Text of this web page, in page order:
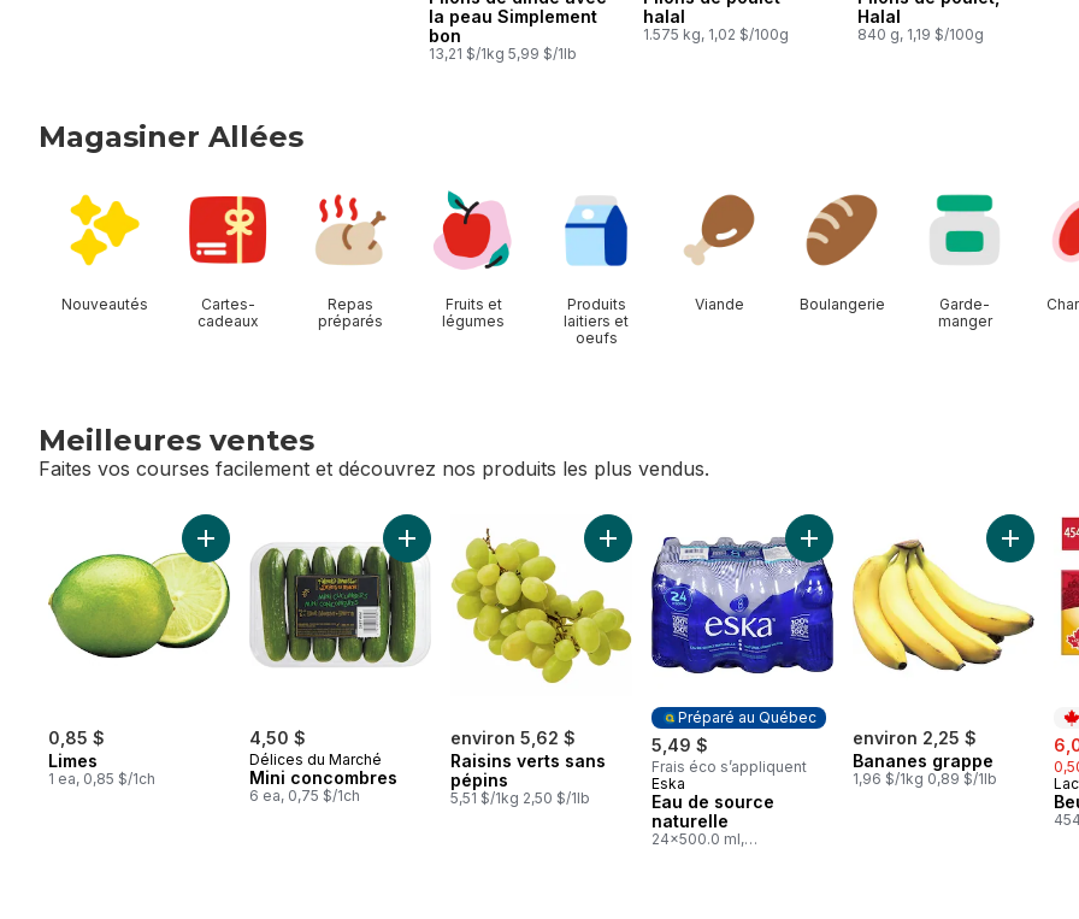
la peau Simplement
bon
13,21 $/1kg 5,99 $/1lb
halal
1.575 kg, 1,02 $/100g
Halal
840 g, 1,19 $/100g
Magasiner Allées
Nouveautés
Cartes-
cadeaux
Repas
préparés
Fruits et
légumes
Produits
laitiers et
oeufs
Viande Boulangerie
Garde-
manger
Meilleures ventes
Faites vos courses facilement et découvrez nos produits les plus vendus.
sauter Meilleures ventes
0,85 $
Limes
1 ea, 0,85 $/1ch
Ajouter Limes au panier
4,50 $
Délices du Marché
Mini concombres
6 ea, 0,75 $/1ch
Ajouter Mini concombres au panier
environ 5,62 $
Raisins verts sans
pépins
5,51 $/1kg 2,50 $/1lb
Ajouter Raisins verts sans pépins au panier
Préparé au Québec
5,49 $
Frais éco s’appliquent
Préparé au Québec
Eska
Eau de source
naturelle
24x500.0 ml,
Ajouter Eau de source naturelle
environ 2,25 $
Bananes grappe
1,96 $/1kg 0,89 $/1lb
Ajouter